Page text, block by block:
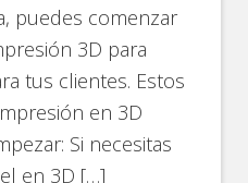
puedes comenzar
3D para
tus clientes. Estos
en 3D
Si necesitas
en 3D […]